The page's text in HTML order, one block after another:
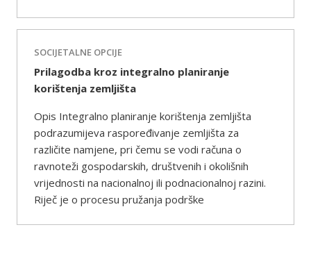
SOCIJETALNE OPCIJE
Prilagodba kroz integralno planiranje
korištenja zemljišta
Opis Integralno planiranje korištenja zemljišta
podrazumijeva raspoređivanje zemljišta za
različite namjene, pri čemu se vodi računa o
ravnoteži gospodarskih, društvenih i okolišnih
vrijednosti na nacionalnoj ili podnacionalnoj razini.
Riječ je o procesu pružanja podrške